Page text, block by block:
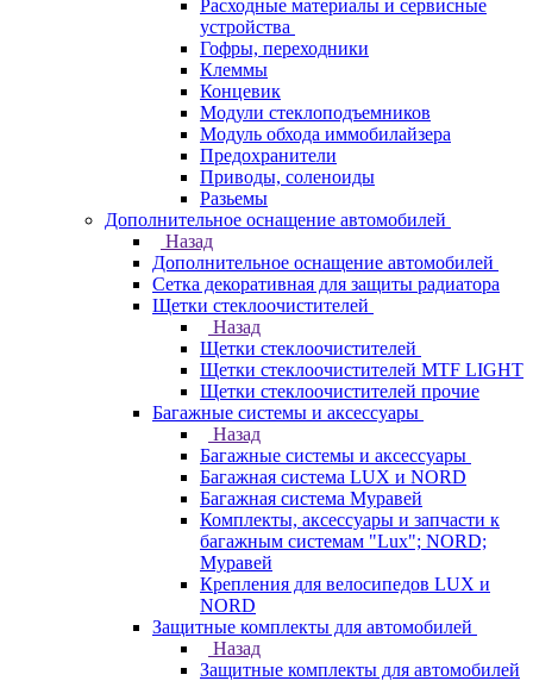
Расходные материалы и сервисные
устройства
Гофры, переходники
Клеммы
Концевик
Модули стеклоподъемников
Модуль обхода иммобилайзера
Предохранители
Приводы, соленоиды
Разьемы
Дополнительное оснащение автомобилей
Назад
Дополнительное оснащение автомобилей
Сетка декоративная для защиты радиатора
Щетки стеклоочистителей
Назад
Щетки стеклоочистителей
Щетки стеклоочистителей MTF LIGHT
Щетки стеклоочистителей прочие
Багажные системы и аксессуары
Назад
Багажные системы и аксессуары
Багажная система LUX и NORD
Багажная система Муравей
Комплекты, аксессуары и запчасти к
багажным системам "Lux"; NORD;
Муравей
Крепления для велосипедов LUX и
NORD
Защитные комплекты для автомобилей
Назад
Защитные комплекты для автомобилей